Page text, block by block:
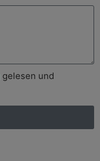
gelesen und